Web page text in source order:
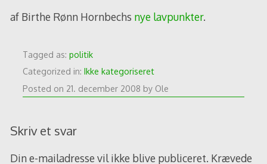
af Birthe Rønn Hornbechs nye lavpunkter.
Tagged as: politik
Categorized in: Ikke kategoriseret
Posted on 21. december 2008 by Ole
Skriv et svar
Din e-mailadresse vil ikke blive publiceret. Krævede